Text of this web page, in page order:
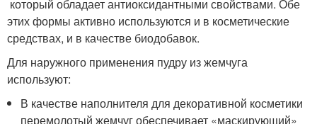
который обладает антиоксидантными свойствами. Обе
этих формы активно используются и в косметические
средствах, и в качестве биодобавок.
Для наружного применения пудру из жемчуга
используют:
В качестве наполнителя для декоративной косметики
перемолотый жемчуг обеспечивает «маскирующий»